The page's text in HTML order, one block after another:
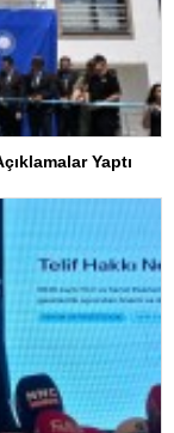
Yaptı